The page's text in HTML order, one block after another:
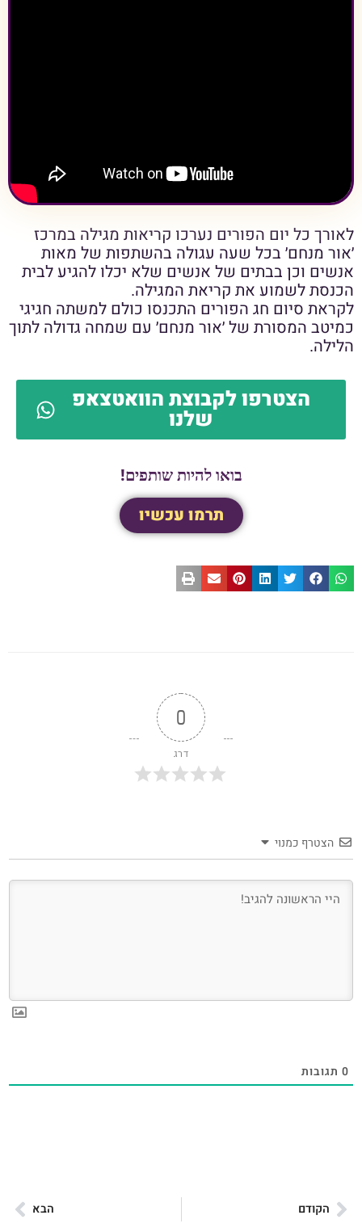
לאורך כל יום הפורים נערכו קריאות מגילה במרכז
׳אור מנחם׳ בכל שעה עגולה בהשתפות של מאות
אנשים וכן בבתים של אנשים שלא יכלו להגיע לבית
הכנסת לשמוע את קריאת המגילה.
לקראת סיום חג הפורים התכנסו כולם למשתה חגיגי
כמיטב המסורת של ׳אור מנחם׳ עם שמחה גדולה לתוך
הלילה.
הצטרפו לקבוצת הוואטצאפ
שלנו
בואו להיות שותפים!
תרמו עכשיו
0
דרג
הצטרף כמנוי
0 תגובות
הקודם הבא